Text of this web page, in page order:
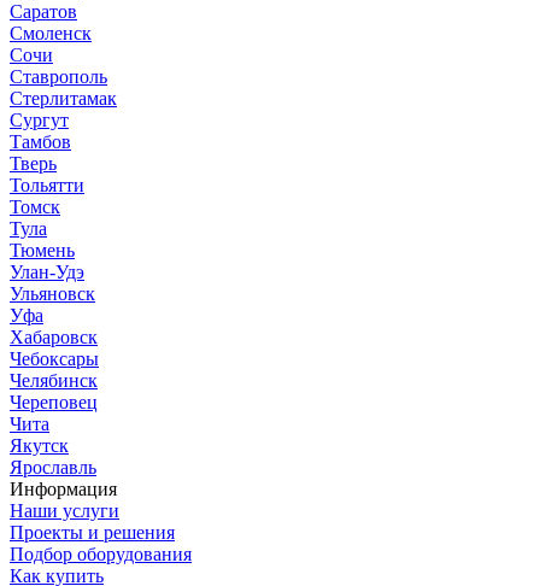
Саратов
Смоленск
Сочи
Ставрополь
Стерлитамак
Сургут
Тамбов
Тверь
Тольятти
Томск
Тула
Тюмень
Улан-Удэ
Ульяновск
Уфа
Хабаровск
Чебоксары
Челябинск
Череповец
Чита
Якутск
Ярославль
Информация
Наши услуги
Проекты и решения
Подбор оборудования
Как купить